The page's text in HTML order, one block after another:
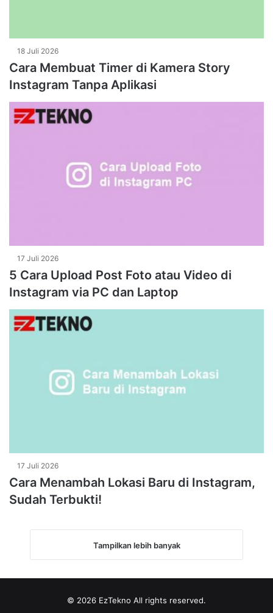
18 Juli 2026
Cara Membuat Timer di Kamera Story
Instagram Tanpa Aplikasi
17 Juli 2026
5 Cara Upload Post Foto atau Video di
Instagram via PC dan Laptop
17 Juli 2026
Cara Menambah Lokasi Baru di Instagram,
Sudah Terbukti!
Tampilkan lebih banyak
© 2026 EzTekno All rights reserved.